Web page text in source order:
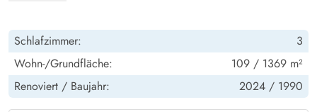
denen sich das eine im Anneks befindet. Es ist ausreichend
Platz für eine grosse Familie.
Der grosse helle Wohnraum mit der modernen offenen Küche
ist der Mittelpunkt des Hauses. Eine Ebene tiefer lädt die
Schlafzimmer:
3
Wohn-/Grundfläche:
109 / 1369 m²
Renoviert / Baujahr: 2024 / 1990